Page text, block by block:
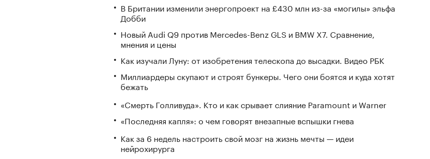
В Британии изменили энергопроект на £430 млн из-за «могилы» эльфа
Добби
Новый Audi Q9 против Mercedes-Benz GLS и BMW X7. Сравнение,
мнения и цены
Как изучали Луну: от изобретения телескопа до высадки. Видео РБК
Миллиардеры скупают и строят бункеры. Чего они боятся и куда хотят
бежать
«Смерть Голливуда». Кто и как срывает слияние Paramount и Warner
«Последняя капля»: о чем говорят внезапные вспышки гнева
Как за 6 недель настроить свой мозг на жизнь мечты — идеи
нейрохирурга